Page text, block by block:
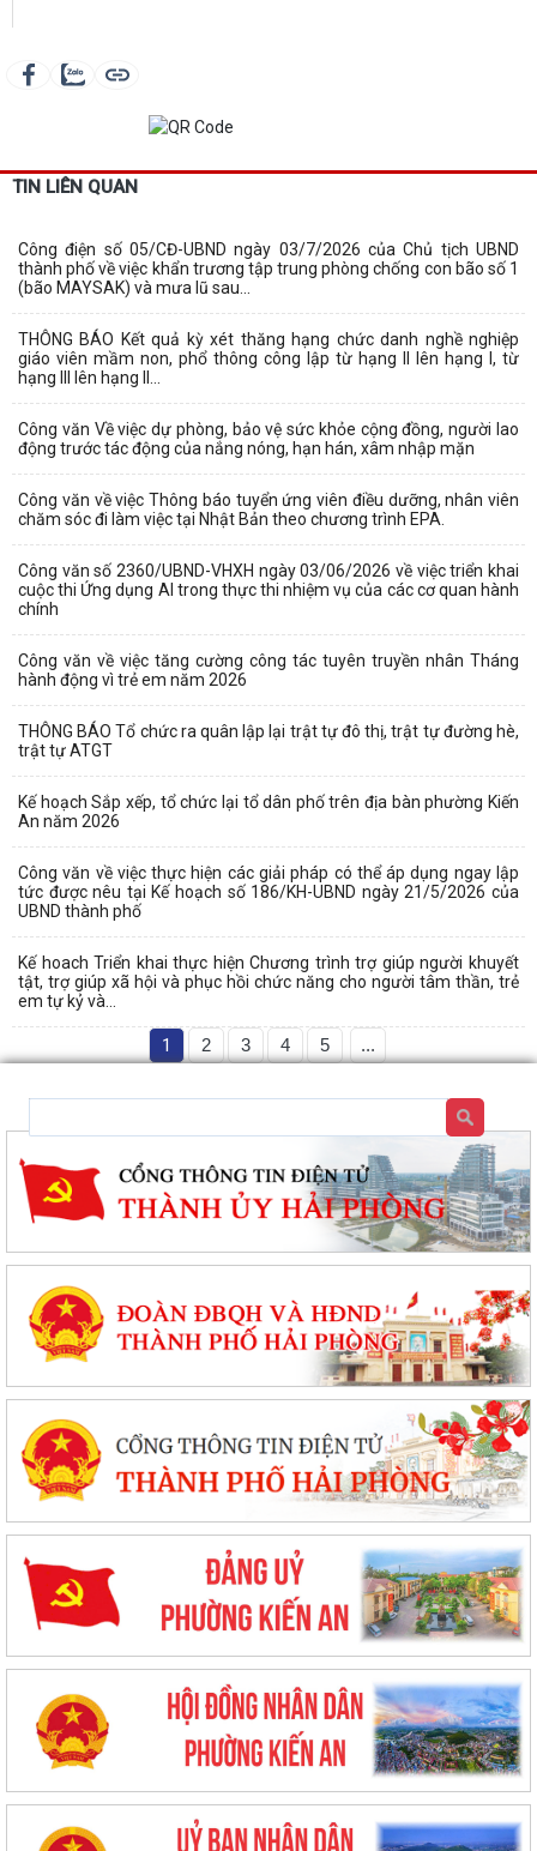
TIN LIÊN QUAN
Công điện số 05/CĐ-UBND ngày 03/7/2026 của Chủ tịch UBND
thành phố về việc khẩn trương tập trung phòng chống con bão số 1
(bão MAYSAK) và mưa lũ sau...
THÔNG BÁO Kết quả kỳ xét thăng hạng chức danh nghề nghiệp
giáo viên mầm non, phổ thông công lập từ hạng II lên hạng I, từ
hạng III lên hạng II...
Công văn Về việc dự phòng, bảo vệ sức khỏe cộng đồng, người lao
động trước tác động của nắng nóng, hạn hán, xâm nhập mặn
Công văn về việc Thông báo tuyển ứng viên điều dưỡng, nhân viên
chăm sóc đi làm việc tại Nhật Bản theo chương trình EPA.
Công văn số 2360/UBND-VHXH ngày 03/06/2026 về việc triển khai
cuộc thi Ứng dụng AI trong thực thi nhiệm vụ của các cơ quan hành
chính
Công văn về việc tăng cường công tác tuyên truyền nhân Tháng
hành động vì trẻ em năm 2026
THÔNG BÁO Tổ chức ra quân lập lại trật tự đô thị, trật tự đường hè,
trật tự ATGT
Kế hoạch Sắp xếp, tổ chức lại tổ dân phố trên địa bàn phường Kiến
An năm 2026
Công văn về việc thực hiện các giải pháp có thể áp dụng ngay lập
tức được nêu tại Kế hoạch số 186/KH-UBND ngày 21/5/2026 của
UBND thành phố
Kế hoach Triển khai thực hiện Chương trình trợ giúp người khuyết
tật, trợ giúp xã hội và phục hồi chức năng cho người tâm thần, trẻ
em tự kỷ và...
1 2 3 4 5 ...